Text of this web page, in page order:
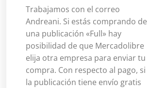
Trabajamos con el correo
Andreani. Si estás comprando de
una publicación «Full» hay
posibilidad de que Mercadolibre
elija otra empresa para enviar tu
compra. Con respecto al pago, si
la publicación tiene envío gratis